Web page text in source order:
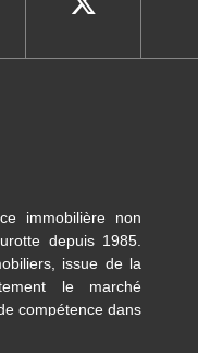
immobilière non
depuis 1985.
issue de la
le marché
compétence dans